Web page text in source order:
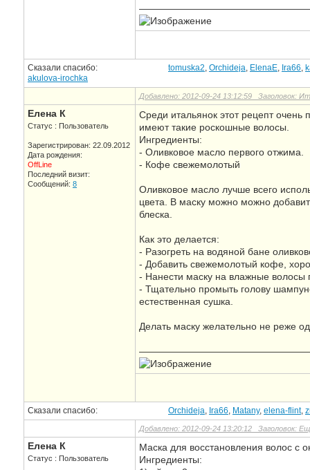
Сказали спасибо: tomuska2, Orchideja, ElenaE, Ira66,
akulova-irochka
Добавлено: 2012-09-24 13:12:59 Заголовок:
Елена К
Статус : Пользователь
Зарегистрирован: 22.09.2012
Дата рождения:
OffLine
Последний визит:
Сообщений: 8
Среди итальянок этот рецепт
имеют такие роскошные волосы.
Ингредиенты:
- Оливковое масло первого отжима.
- Кофе свежемолотый
Оливковое масло лучше всего
цвета. В маску можно можно
блеска.
Как это делается:
- Разогреть на водяной бане
- Добавить свежемолотый кофе,
- Нанести маску на влажные волосы
- Тщательно промыть голову
естественная сушка.
Делать маску желательно не реже
Сказали спасибо: Orchideja, Ira66, Matany, elena-flint,
Добавлено: 2012-09-24 13:20:12 Заголовок:
Елена К
Статус : Пользователь
Маска для восстановления волос
Ингредиенты: